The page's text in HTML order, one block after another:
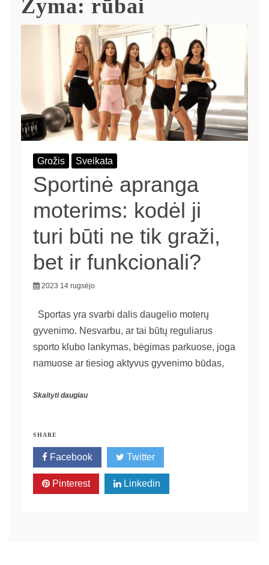
Žyma: rūbai
Grožis Sveikata
Sportinė apranga
moterims: kodėl ji
turi būti ne tik graži,
bet ir funkcionali?
2023 14 rugsėjo
Sportas yra svarbi dalis daugelio moterų
gyvenimo. Nesvarbu, ar tai būtų reguliarus
sporto klubo lankymas, bėgimas parkuose, joga
namuose ar tiesiog aktyvus gyvenimo būdas,
Skaityti daugiau
SHARE
Facebook Twitter
Pinterest Linkedin